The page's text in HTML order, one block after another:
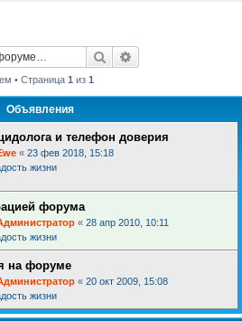
Поиск
• Страница 1 из 1
Объявления
и телефон доверия
« 23 фев 2018, 15:18
жизни
форума
« 28 апр 2010, 10:11
жизни
на форуме
« 20 окт 2009, 15:08
жизни